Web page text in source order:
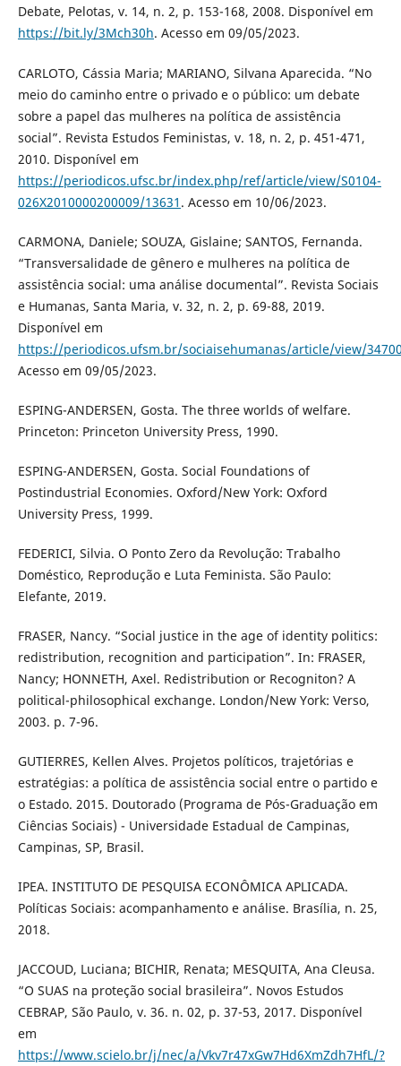
Debate, Pelotas, v. 14, n. 2, p. 153-168, 2008. Disponível em
https://bit.ly/3Mch30h. Acesso em 09/05/2023.
CARLOTO, Cássia Maria; MARIANO, Silvana Aparecida. “No
meio do caminho entre o privado e o público: um debate
sobre a papel das mulheres na política de assistência
social”. Revista Estudos Feministas, v. 18, n. 2, p. 451-471,
2010. Disponível em
https://periodicos.ufsc.br/index.php/ref/article/view/S0104-
026X2010000200009/13631 . Acesso em 10/06/2023.
CARMONA, Daniele; SOUZA, Gislaine; SANTOS, Fernanda.
“Transversalidade de gênero e mulheres na política de
assistência social: uma análise documental”. Revista Sociais
e Humanas, Santa Maria, v. 32, n. 2, p. 69-88, 2019.
Disponível em
https://periodicos.ufsm.br/sociaisehumanas/article/view/
Acesso em 09/05/2023.
ESPING-ANDERSEN, Gosta. The three worlds of welfare.
Princeton: Princeton University Press, 1990.
ESPING-ANDERSEN, Gosta. Social Foundations of
Postindustrial Economies. Oxford/New York: Oxford
University Press, 1999.
FEDERICI, Silvia. O Ponto Zero da Revolução: Trabalho
Doméstico, Reprodução e Luta Feminista. São Paulo:
Elefante, 2019.
FRASER, Nancy. “Social justice in the age of identity politics:
redistribution, recognition and participation”. In: FRASER,
Nancy; HONNETH, Axel. Redistribution or Recogniton? A
political-philosophical exchange. London/New York: Verso,
2003. p. 7-96.
GUTIERRES, Kellen Alves. Projetos políticos, trajetórias e
estratégias: a política de assistência social entre o partido e
o Estado. 2015. Doutorado (Programa de Pós-Graduação em
Ciências Sociais) - Universidade Estadual de Campinas,
Campinas, SP, Brasil.
IPEA. INSTITUTO DE PESQUISA ECONÔMICA APLICADA.
Políticas Sociais: acompanhamento e análise. Brasília, n. 25,
2018.
JACCOUD, Luciana; BICHIR, Renata; MESQUITA, Ana Cleusa.
“O SUAS na proteção social brasileira”. Novos Estudos
CEBRAP, São Paulo, v. 36. n. 02, p. 37-53, 2017. Disponível
em
https://www.scielo.br/j/nec/a/Vkv7r47xGw7Hd6XmZdh7HfL/?